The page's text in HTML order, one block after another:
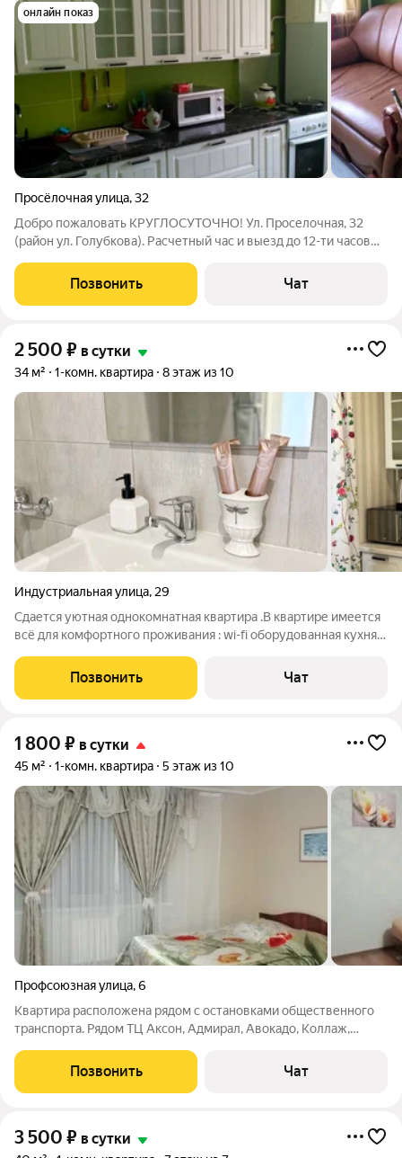
онлайн показ
Просёлочная улица,32
Добро пожаловать КРУГЛОСУТОЧНО! Ул. Проселочная, 32
(район ул. Голубкова). Расчетный час и выезд до 12-ти часов
договорная. Квартира сдаётся с залоговым депозитом 500
рублей (залоговая сумма), при
Позвонить Чат
2 500 ₽ в сутки
34 м² 1-комн. квартира 8 этаж из 10
Индустриальная улица, 29
Сдается уютная однокомнатная квартира .В квартире имеется
всё для комфортного проживания : wi-fi оборудованная кухня
одежды средства личной гигиены,фен водонагреватель
постельное белье
Позвонить Чат
1 800 ₽ в сутки
45 м² 1-комн. квартира 5 этаж из 10
Профсоюзная улица,6
Квартира расположена рядом с остановками общественного
транспорта. Рядом ТЦ Аксон, Адмирал, Авокадо, Коллаж,
проживания. Не сдается для мероприятий. Стоимость за сутки
в выходные и праздничные дни
Позвонить Чат
3 500 ₽ в сутки